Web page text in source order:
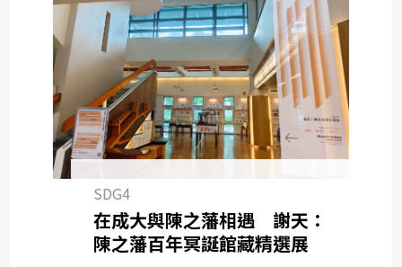
SDG4
在成大與陳之藩相遇 謝天：
陳之藩百年冥誕館藏精選展